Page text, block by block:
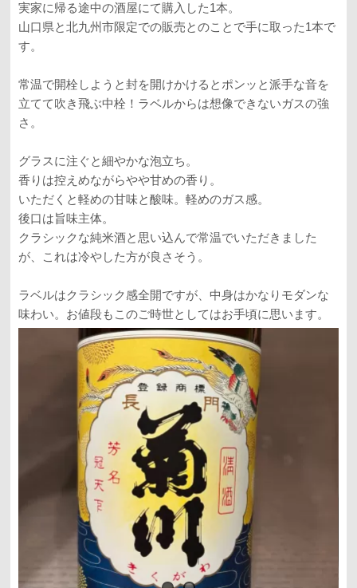
実家に帰る途中の酒屋にて購入した1本。
山口県と北九州市限定での販売とのことで手に取った1本で
す。
常温で開栓しようと封を開けかけるとポンッと派手な音を
立てて吹き飛ぶ中栓！ラベルからは想像できないガスの強
さ。
グラスに注ぐと細やかな泡立ち。
香りは控えめながらやや甘めの香り。
いただくと軽めの甘味と酸味。軽めのガス感。
後口は旨味主体。
クラシックな純米酒と思い込んで常温でいただきました
が、これは冷やした方が良さそう。
ラベルはクラシック感全開ですが、中身はかなりモダンな
味わい。お値段もこのご時世としてはお手頃に思います。